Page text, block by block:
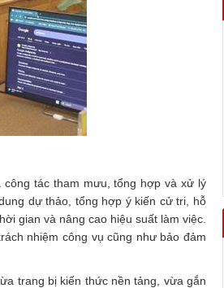
tác tham mưu, tổng hợp và xử lý
dự thảo, tổng hợp ý kiến cử tri, hỗ
gian và nâng cao hiệu suất làm việc.
nhiệm công vụ cũng như bảo đảm
trang bị kiến thức nền tảng, vừa gắn